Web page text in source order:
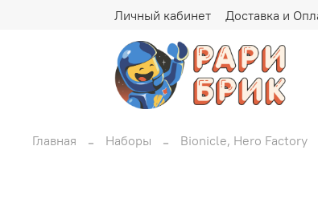
Личный кабинет Доставка и
Главная Наборы Bionicle, Hero Factory